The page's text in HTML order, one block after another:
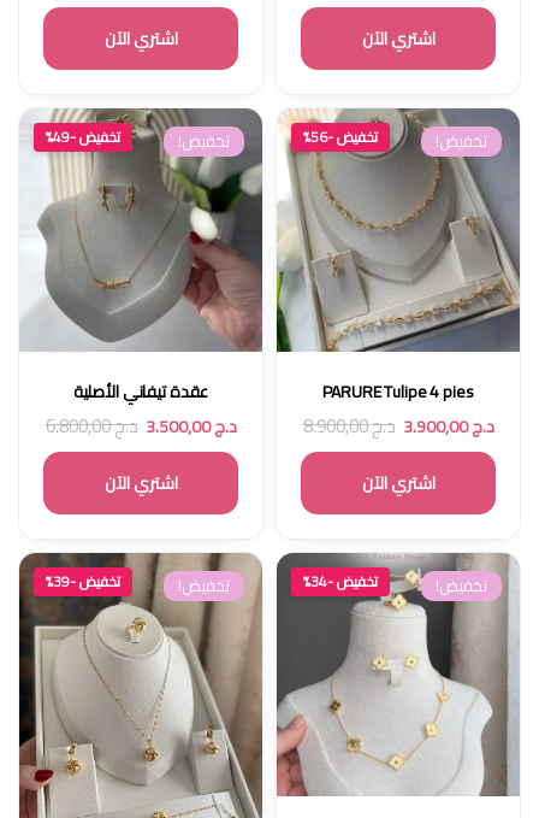
اشتري الآن اشتري الآن
تخفيض! تخفيض -56%
PARURE Tulipe 4 pies
د.ج3.900,00 د.ج8.900,00
اشتري الآن
تخفيض! تخفيض -49%
عقدة تيفاني الأصلية
د.ج3.500,00 د.ج6.800,00
اشتري الآن
تخفيض! تخفيض -34% تخفيض! تخفيض -39%